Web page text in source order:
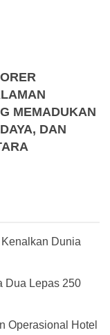
MEMADUKAN
DAN
Dunia
Dua Lepas 250
Operasional Hotel